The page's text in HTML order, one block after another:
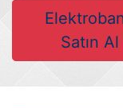
Satın Al